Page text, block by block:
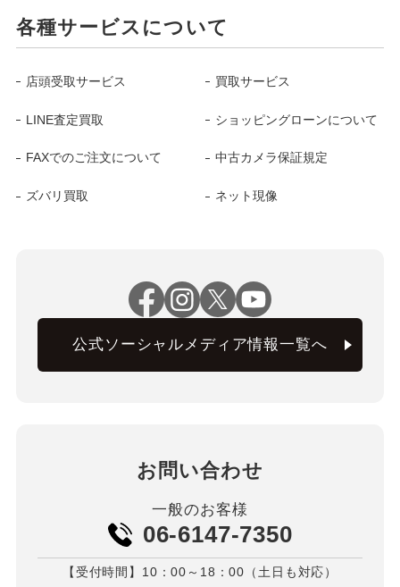
各種サービスについて
店頭受取サービス 買取サービス
LINE査定買取 ショッピングローンについて
FAXでのご注文について 中古カメラ保証規定
ズバリ買取 ネット現像
公式ソーシャルメディア情報一覧へ
お問い合わせ
一般のお客様
06-6147-7350
【受付時間】10：00～18：00（土日も対応）